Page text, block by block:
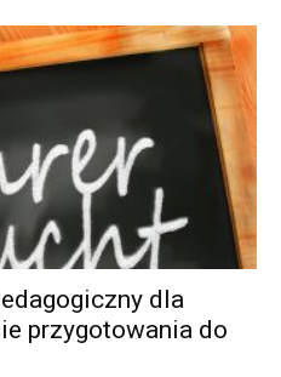
dla
przygotowania do